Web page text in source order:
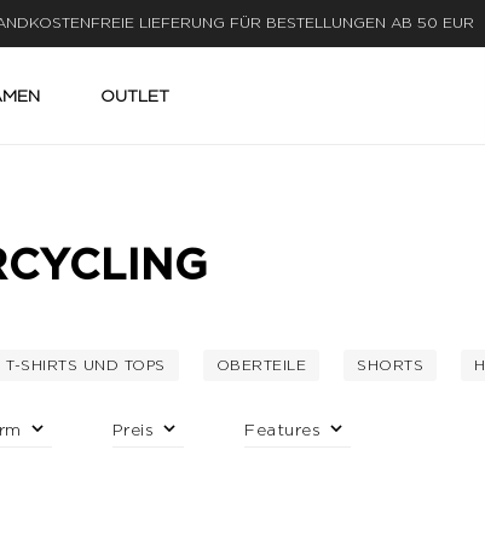
LIEFERUNG IN 1-3 WERKTAGEN
OUTLET
AKTUELL GEFILTERT NACH KATEGORIE: RADSPORT UND
T-SHIRTS UND TOPS OBERTEILE SHORTS
Preis Features